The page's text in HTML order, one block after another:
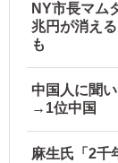
NY市長マム
兆円が消え
も
中国人に聞
→1位中国
麻生氏「2千